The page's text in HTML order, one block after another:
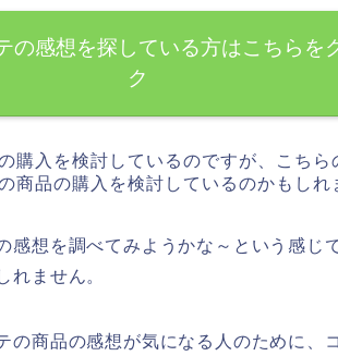
の感想を探している方はこちらを
ク
購入を検討しているのですが、こちら
商品の購入を検討しているのかもしれ
感想を調べてみようかな～という感じ
れません。
の商品の感想が気になる人のために、